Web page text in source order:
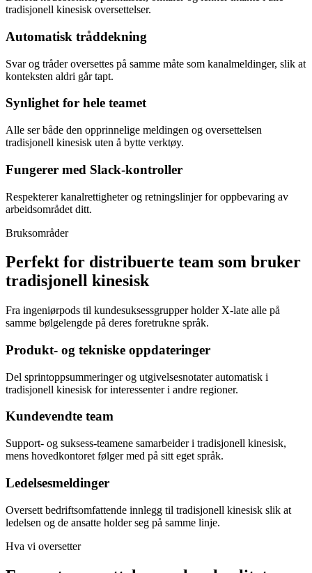
tradisjonell kinesisk oversettelser.
Automatisk tråddekning
Svar og tråder oversettes på samme måte som kanalmeldinger, slik at
konteksten aldri går tapt.
Synlighet for hele teamet
Alle ser både den opprinnelige meldingen og oversettelsen
tradisjonell kinesisk uten å bytte verktøy.
Fungerer med Slack-kontroller
Respekterer kanalrettigheter og retningslinjer for oppbevaring av
arbeidsområdet ditt.
Bruksområder
Perfekt for distribuerte team som bruker
tradisjonell kinesisk
Fra ingeniørpods til kundesuksessgrupper holder X-late alle på
samme bølgelengde på deres foretrukne språk.
Produkt- og tekniske oppdateringer
Del sprintoppsummeringer og utgivelsesnotater automatisk i
tradisjonell kinesisk for interessenter i andre regioner.
Kundevendte team
Support- og suksess-teamene samarbeider i tradisjonell kinesisk,
mens hovedkontoret følger med på sitt eget språk.
Ledelsesmeldinger
Oversett bedriftsomfattende innlegg til tradisjonell kinesisk slik at
ledelsen og de ansatte holder seg på samme linje.
Hva vi oversetter